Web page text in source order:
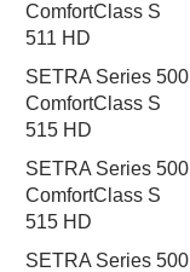
ComfortClass S
511 HD
SETRA Series 500
ComfortClass S
515 HD
SETRA Series 500
ComfortClass S
515 HD
SETRA Series 500